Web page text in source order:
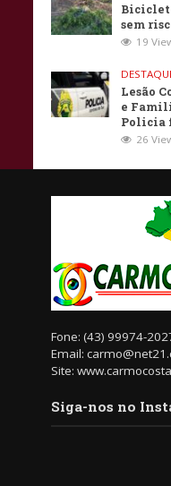
sem
19
Lesão
e
Policia
26
Fone: (43) 99974-
Email:
Site:
Siga-nos no